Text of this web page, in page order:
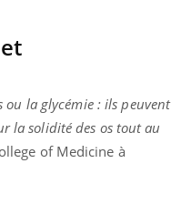
ou la glycémie : ils peuvent
la solidité des os tout au
of Medicine à